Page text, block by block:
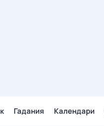
Гадания Календари